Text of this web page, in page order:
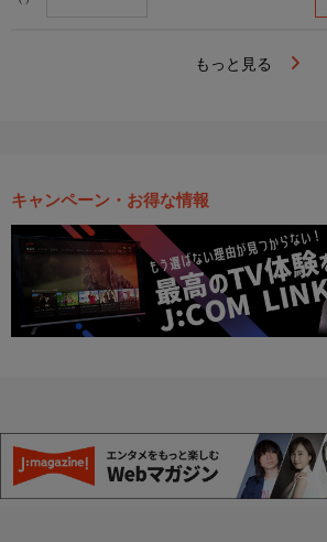
もっと見る
キャンペーン・お得な情報